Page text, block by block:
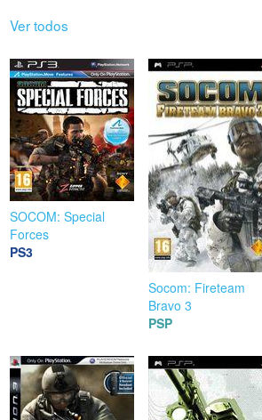
Ver todos
SOCOM: Special
Forces
PS3
Socom: Fireteam
Bravo 3
PSP